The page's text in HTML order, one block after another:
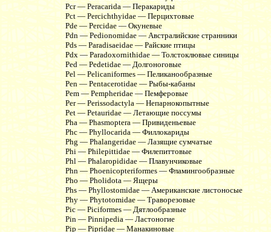
Pcr — Peracarida — Перакариды
Pct — Percichthyidae — Перцихтовые
Pde — Percidae — Окуневые
Pdn — Pedionomidae — Австралийские странники
Pds — Paradisaeidae — Райские птицы
Pdx — Paradoxornithidae — Толстоклювые синицы
Ped — Pedetidae — Долгоноговые
Pel — Pelicaniformes — Пеликанообразные
Pen — Pentacerotidae — Рыбы-кабаны
Pem — Pempheridae — Пемферовые
Per — Perissodactyla — Непарнокопытные
Pet — Petauridae — Летающие поссумы
Pha — Phasmoptera — Привиденьевые
Phc — Phyllocarida — Филлокариды
Phg — Phalangeridae — Лазящие сумчатые
Phi — Philepittidae — Филепиттовые
Phl — Phalaropididae — Плавунчиковые
Phn — Phoenicopteriformes — Фламингообразные
Pho — Pholidota — Ящеры
Phs — Phyllostomidae — Американские листоносые
Phy — Phytotomidae — Траворезовые
Pic — Piciformes — Дятлообразные
Pin — Pinnipedia — Ластоногие
Pip — Pipridae — Манакиновые